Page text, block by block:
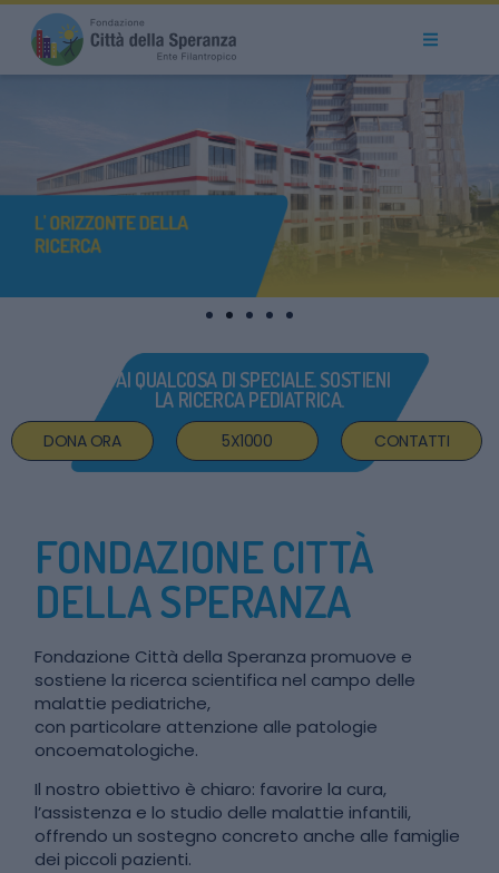
FAI QUALCOSA DI SPECIALE. SOSTIENI
LA RICERCA PEDIATRICA.
DONA ORA 5X1000 CONTATTI
FONDAZIONE CITTÀ
DELLA SPERANZA
Fondazione Città della Speranza promuove e
sostiene la ricerca scientifica nel campo delle
malattie pediatriche,
con particolare attenzione alle patologie
oncoematologiche.
Il nostro obiettivo è chiaro: favorire la cura,
l’assistenza e lo studio delle malattie infantili,
offrendo un sostegno concreto anche alle famiglie
dei piccoli pazienti.